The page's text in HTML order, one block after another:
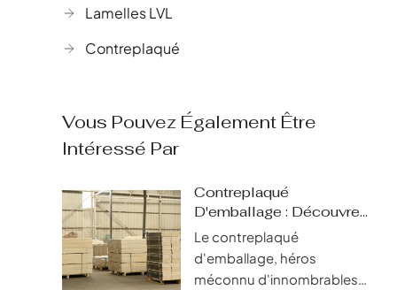
Lamelles LVL
Contreplaqué
Vous Pouvez Également Être
Intéressé Par
Contreplaqué
D'emballage : Découvrez
Le Nec Plus Ultra En
Matière De Protection
Fiable
Le contreplaqué
d'emballage, héros
méconnu d'innombrables